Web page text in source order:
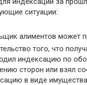
ситуации:
алиментов может
того, что
индексацию по
сторон или взял
в виде